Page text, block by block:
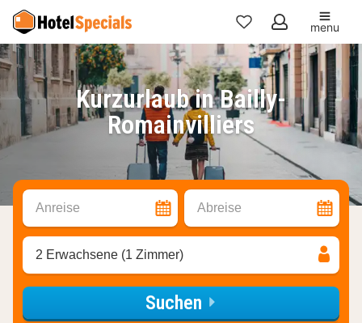
Meine
Favoriten
menu
Kurzurlaub in Bailly-
Romainvilliers
Anreise Abreise
2 Erwachsene (1 Zimmer)
Suchen